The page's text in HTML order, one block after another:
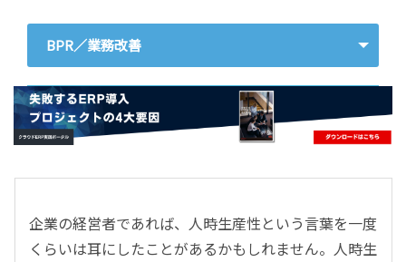
BPR／業務改善
ERP
会計
CRM／営業支援／Eコマース
DX（2025年の崖）／クラウドコンピューティング
企業の経営者であれば、人時生産性という言葉を一度
くらいは耳にしたことがあるかもしれません。人時生